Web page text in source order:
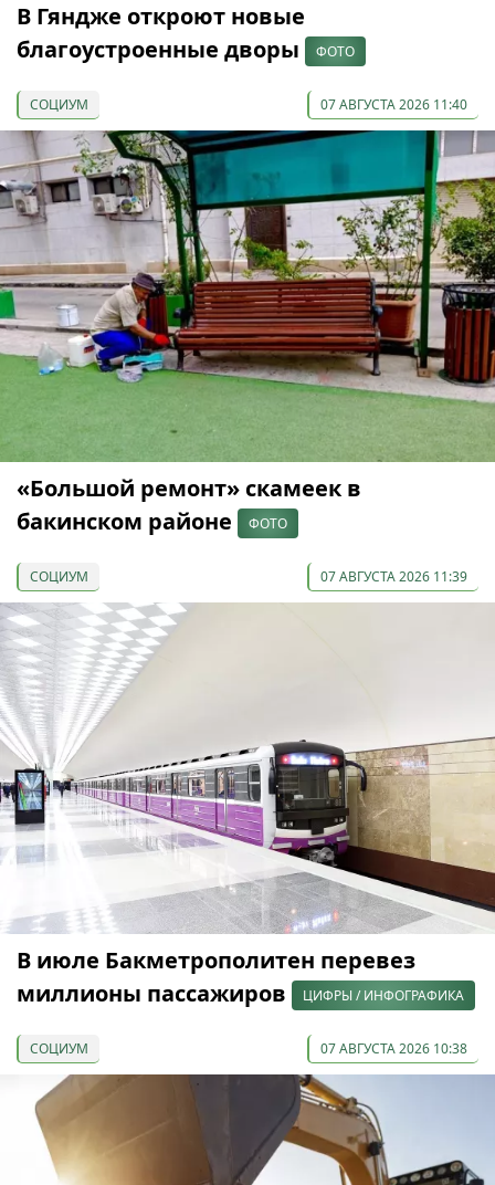
В Гяндже откроют новые
благоустроенные дворы
ФОТО
СОЦИУМ 07 АВГУСТА 2026 11:40
«Большой ремонт» скамеек в
бакинском районе
ФОТО
СОЦИУМ 07 АВГУСТА 2026 11:39
В июле Бакметрополитен перевез
миллионы пассажиров
ЦИФРЫ / ИНФОГРАФИКА
СОЦИУМ 07 АВГУСТА 2026 10:38